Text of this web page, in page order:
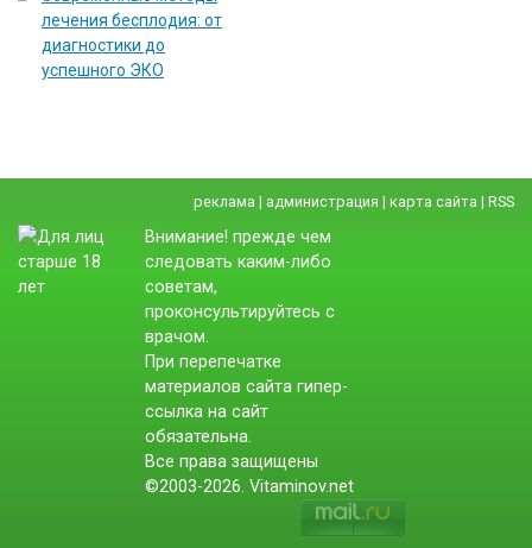
лечения бесплодия: от
диагностики до
успешного ЭКО
реклама | администрация | карта сайта | RSS
Внимание! прежде чем
следовать каким-либо
советам,
проконсультируйтесь с
врачом.
При перепечатке
материалов сайта гипер-
ссылка на сайт
обязательна.
Все права защищены
©2003-2026. Vitaminov.net